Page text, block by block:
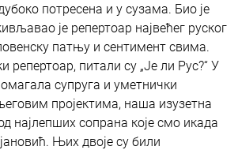
потресена и у сузама. Био је
је репертоар највећег руског
патњу и сентимент свима.
репертоар, питали су „Је ли Рус?“ У
супруга и уметнички
пројектима, наша изузетна
најлепших сопрана које смо икада
Њих двоје су били